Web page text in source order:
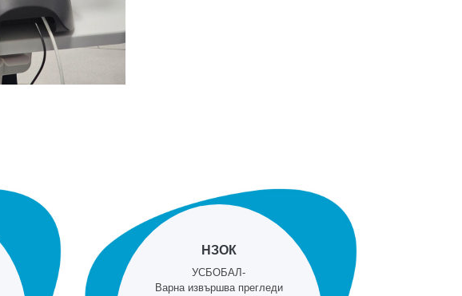
НЗОК
УСБОБАЛ-
Варна извършва прегледи